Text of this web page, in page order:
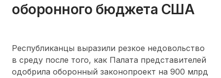
оборонного бюджета США
Республиканцы выразили резкое недовольство
в среду после того, как Палата представителей
одобрила оборонный законопроект на 900 млрд